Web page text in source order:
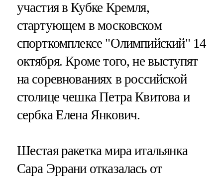
участия в Кубке Кремля,
стартующем в московском
спорткомплексе "Олимпийский" 14
октября. Кроме того, не выступят
на соревнованиях в российской
столице чешка Петра Квитова и
сербка Елена Янкович.
Шестая ракетка мира итальянка
Сара Эррани отказалась от